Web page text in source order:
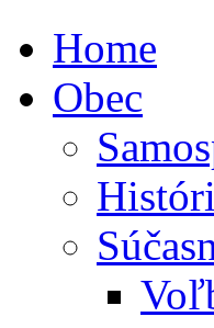
Home
Obec